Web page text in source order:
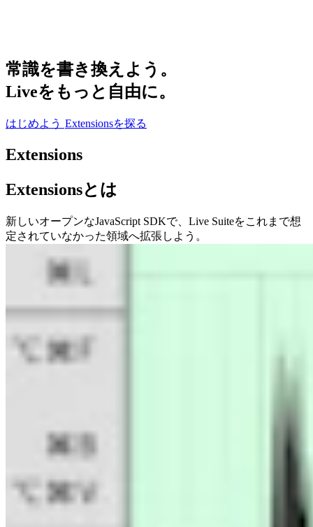
常識を書き換えよう。
Liveをもっと自由に。
はじめよう Extensionsを探る
Extensions
Extensionsとは
新しいオープンなJavaScript SDKで、Live Suiteをこれまで想
定されていなかった領域へ拡張しよう。